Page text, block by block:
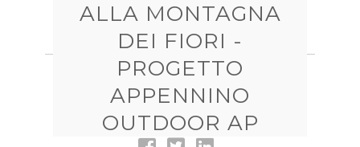
ALLA MONTAGNA
DEI FIORI -
PROGETTO
APPENNINO
OUTDOOR AP